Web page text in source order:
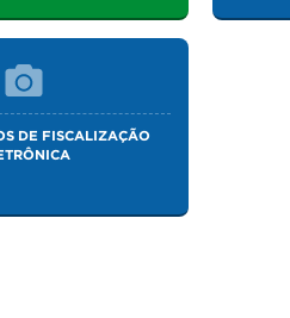
DE FISCALIZAÇÃO